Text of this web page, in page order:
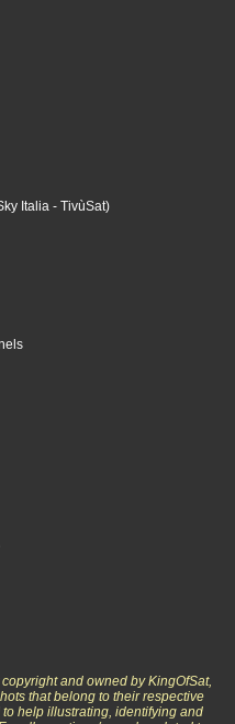
Italia - TivùSat)
and owned by KingOfSat,
that belong to their respective
help illustrating, identifying and